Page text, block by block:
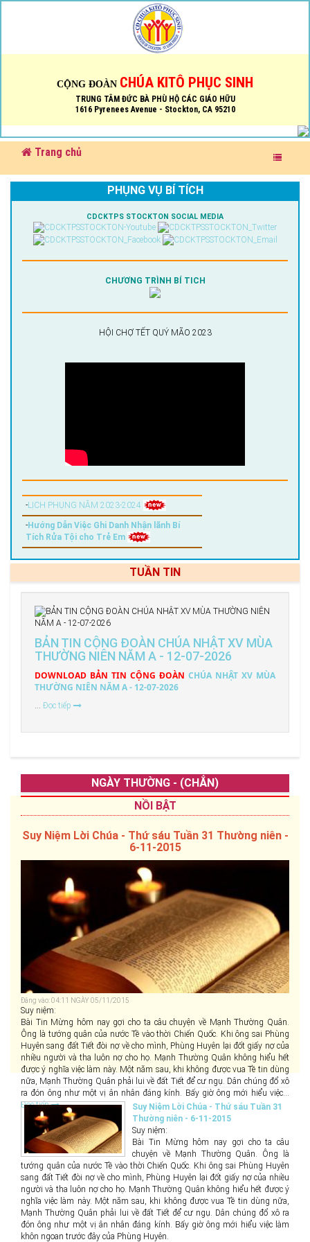
CỘNG ĐOÀN CHÚA KITÔ PHỤC SINH
TRUNG TÂM ĐỨC BÀ PHÙ HỘ CÁC GIÁO HỮU
1616 Pyrenees Avenue - Stockton, CA 95210
Trang chủ
PHỤNG VỤ BÍ TÍCH
CDCKTPS STOCKTON SOCIAL MEDIA
CHƯƠNG TRÌNH BÍ TICH
HỘI CHỢ TẾT QUÝ MÃO 2023
-LỊCH PHỤNG NĂM 2023-2024
-Hướng Dẫn Việc Ghi Danh Nhận lãnh Bí
Tích Rửa Tội cho Trẻ Em
TUẦN TIN
BẢN TIN CỘNG ĐOÀN CHÚA NHẬT XV MÙA
THƯỜNG NIÊN NĂM A - 12-07-2026
DOWNLOAD BẢN TIN CỘNG ĐOÀN CHÚA NHẬT XV MÙA
THƯỜNG NIÊN NĂM A - 12-07-2026
Đọc tiếp
NGÀY THƯỜNG - (CHẲN)
NỒI BẬT
Suy Niệm Lời Chúa - Thứ sáu Tuần 31 Thường niên -
6-11-2015
Đăng vào: 04:11 NGÀY 05/11/2015
Suy niệm:
Bài Tin Mừng hôm nay gợi cho ta câu chuyện về Mạnh Thường Quân.
Ông là tướng quân của nước Tề vào thời Chiến Quốc. Khi ông sai Phùng
Huyên sang đất Tiết đòi nợ về cho mình, Phùng Huyên lại đốt giấy nợ của
nhiều người và tha luôn nợ cho họ. Mạnh Thường Quân không hiểu hết
được ý nghĩa việc làm này. Một năm sau, khi không được vua Tề tin dùng
nữa, Mạnh Thường Quân phải lui về đất Tiết để cư ngụ. Dân chúng đổ xô
ra đón ông như một vị ân nhân đáng kính. Bấy giờ ông mới hiểu việc...
Đọc tiếp
Suy Niệm Lời Chúa - Thứ sáu Tuần 31
Thường niên - 6-11-2015
Suy niệm:
Bài Tin Mừng hôm nay gợi cho ta câu
chuyện về Mạnh Thường Quân. Ông là
tướng quân của nước Tề vào thời Chiến Quốc. Khi ông sai Phùng Huyên
sang đất Tiết đòi nợ về cho mình, Phùng Huyên lại đốt giấy nợ của nhiều
người và tha luôn nợ cho họ. Mạnh Thường Quân không hiểu hết được ý
nghĩa việc làm này. Một năm sau, khi không được vua Tề tin dùng nữa,
Mạnh Thường Quân phải lui về đất Tiết để cư ngụ. Dân chúng đổ xô ra
đón ông như một vị ân nhân đáng kính. Bấy giờ ông mới hiểu việc làm
khôn ngoan trước đây của Phùng Huyên.